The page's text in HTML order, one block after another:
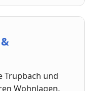
Trupbach und
Wohnlagen.